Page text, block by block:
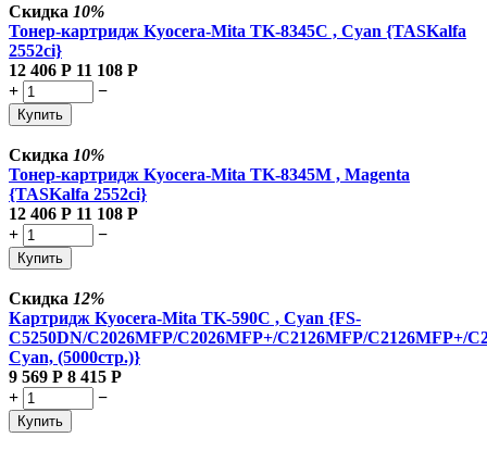
Скидка 10%
Тонер-картридж Kyocera-Mita TK-8345C , Cyan {TASKalfa
2552ci}
12 406 Р 11 108 Р
+
−
Купить
Скидка 10%
Тонер-картридж Kyocera-Mita TK-8345M , Magenta
{TASKalfa 2552ci}
12 406 Р 11 108 Р
+
−
Купить
Скидка 12%
Картридж Kyocera-Mita TK-590C , Cyan {FS-
C5250DN/C2026MFP/C2026MFP+/C2126MFP/C2126MFP+/
Cyan, (5000стр.)}
9 569 Р 8 415 Р
+
−
Купить